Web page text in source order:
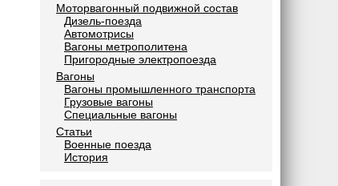
Моторвагонный подвижной состав
Дизель-поезда
Автомотрисы
Вагоны метрополитена
Пригородные электропоезда
Вагоны
Вагоны промышленного транспорта
Грузовые вагоны
Специальные вагоны
Статьи
Военные поезда
История